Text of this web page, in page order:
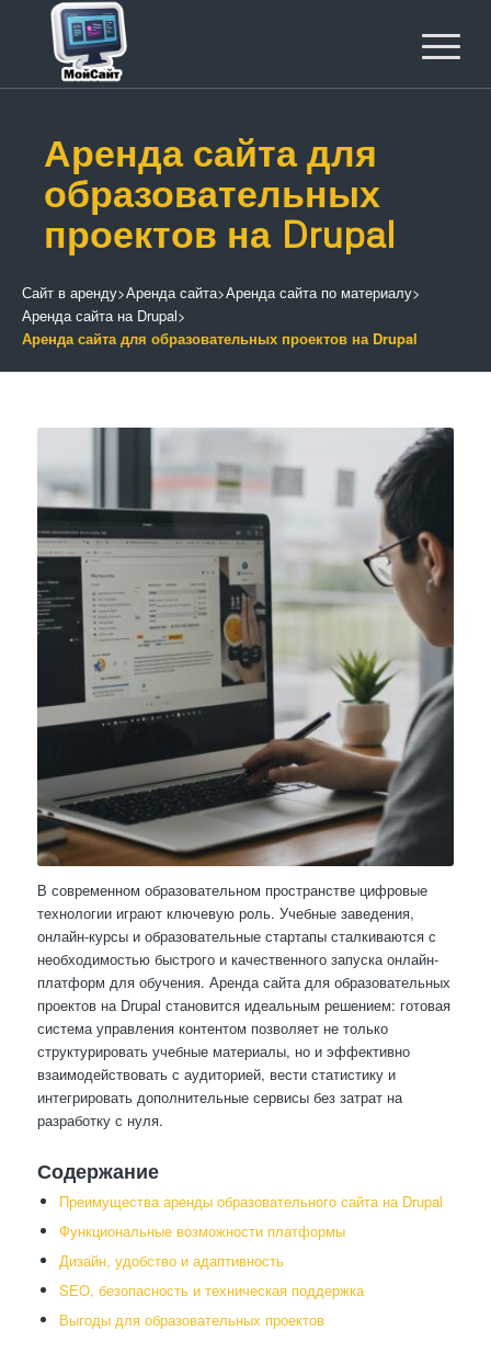
Аренда сайта для
образовательных
проектов на Drupal
Сайт в аренду>Аренда сайта>Аренда сайта по материалу>
Аренда сайта на Drupal>
Аренда сайта для образовательных проектов на Drupal
В современном образовательном пространстве цифровые
технологии играют ключевую роль. Учебные заведения,
онлайн-курсы и образовательные стартапы сталкиваются с
необходимостью быстрого и качественного запуска онлайн-
платформ для обучения. Аренда сайта для образовательных
проектов на Drupal становится идеальным решением: готовая
система управления контентом позволяет не только
структурировать учебные материалы, но и эффективно
взаимодействовать с аудиторией, вести статистику и
интегрировать дополнительные сервисы без затрат на
разработку с нуля.
Содержание
Преимущества аренды образовательного сайта на Drupal
Функциональные возможности платформы
Дизайн, удобство и адаптивность
SEO, безопасность и техническая поддержка
Выгоды для образовательных проектов